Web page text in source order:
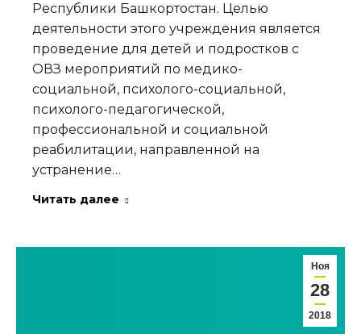
Республики Башкортостан. Целью
деятельности этого учреждения является
проведение для детей и подростков с
ОВЗ мероприятий по медико-
социальной, психолого-социальной,
психолого-педагогической,
профессиональной и социальной
реабилитации, направленной на
устранение…
Читать далее
Ноя
28
2018